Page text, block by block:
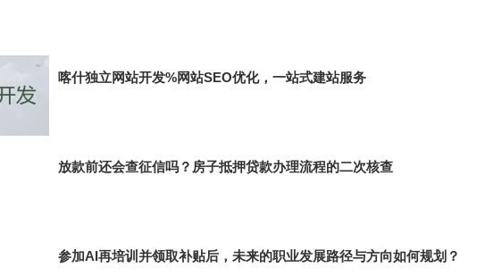
喀什独立网站开发%网站SEO优化，一站式建站服务
放款前还会查征信吗？房子抵押贷款办理流程的二次核查
参加AI再培训并领取补贴后，未来的职业发展路径与方向如何规划？